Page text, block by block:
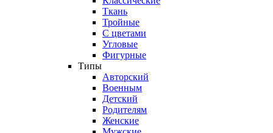
Ткань
Тройные
С цветами
Угловые
Фигурные
Типы
Авторский
Военным
Детский
Родителям
Женские